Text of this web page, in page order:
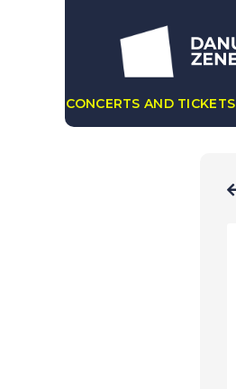
CONCERTS AND TICKETS